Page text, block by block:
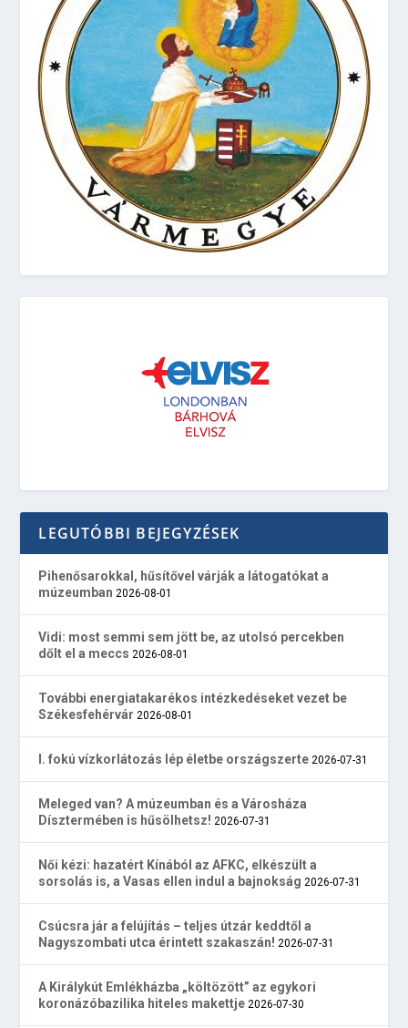
LEGUTÓBBI BEJEGYZÉSEK
Pihenősarokkal, hűsítővel várják a látogatókat a
múzeumban 2026-08-01
Vidi: most semmi sem jött be, az utolsó percekben
dőlt el a meccs 2026-08-01
További energiatakarékos intézkedéseket vezet be
Székesfehérvár 2026-08-01
I. fokú vízkorlátozás lép életbe országszerte 2026-07-31
Meleged van? A múzeumban és a Városháza
Dísztermében is hűsölhetsz! 2026-07-31
Női kézi: hazatért Kínából az AFKC, elkészült a
sorsolás is, a Vasas ellen indul a bajnokság 2026-07-31
Csúcsra jár a felújítás – teljes útzár keddtől a
Nagyszombati utca érintett szakaszán! 2026-07-31
A Királykút Emlékházba „költözött” az egykori
koronázóbazilika hiteles makettje 2026-07-30